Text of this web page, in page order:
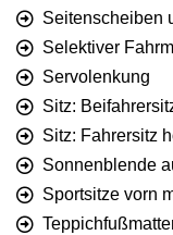
Seitenscheiben
Selektiver
Servolenkung
Sitz:
Sitz: Fahrersitz
Sonnenblende
Sportsitze vorn